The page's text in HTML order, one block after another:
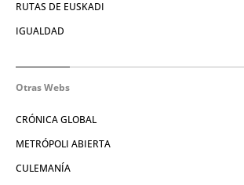
RUTAS DE EUSKADI
IGUALDAD
Otras Webs
CRÓNICA GLOBAL
METRÓPOLI ABIERTA
CULEMANÍA